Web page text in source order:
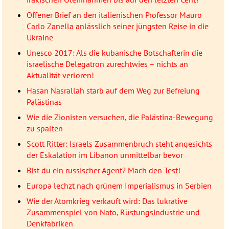
Offener Brief an den italienischen Professor Mauro
Carlo Zanella anlässlich seiner jüngsten Reise in die
Ukraine
Unesco 2017: Als die kubanische Botschafterin die
israelische Delegatron zurechtwies – nichts an
Aktualität verloren!
Hasan Nasrallah starb auf dem Weg zur Befreiung
Palästinas
Wie die Zionisten versuchen, die Palästina-Bewegung
zu spalten
Scott Ritter: Israels Zusammenbruch steht angesichts
der Eskalation im Libanon unmittelbar bevor
Bist du ein russischer Agent? Mach den Test!
Europa lechzt nach grünem Imperialismus in Serbien
Wie der Atomkrieg verkauft wird: Das lukrative
Zusammenspiel von Nato, Rüstungsindustrie und
Denkfabriken